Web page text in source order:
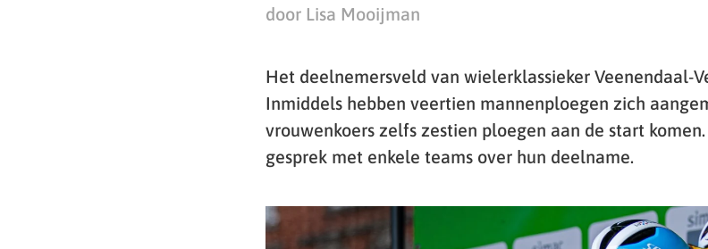
door Lisa Mooijman
Het deelnemersveld van wielerklassieker Veenendaal-
Inmiddels hebben veertien mannenploegen zich
vrouwenkoers zelfs zestien ploegen aan de start
gesprek met enkele teams over hun deelname.